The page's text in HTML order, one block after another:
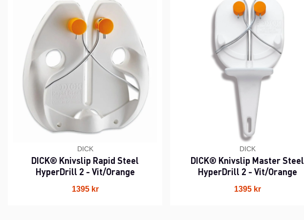
DICK
DICK® Knivslip Rapid Steel
HyperDrill 2 - Vit/Orange
1395 kr
DICK
DICK® Knivslip Master Steel
HyperDrill 2 - Vit/Orange
1395 kr